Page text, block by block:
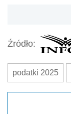
Źródło:
podatki 2025